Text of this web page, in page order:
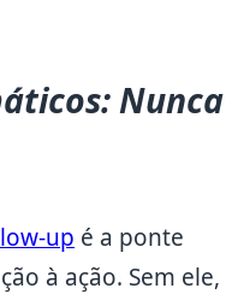
Nunca
up é a ponte
à ação. Sem ele,